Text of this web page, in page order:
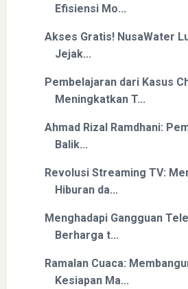
Mengenal Dampak Kenaikan Suku
Menyongsong Masa Depan Buruh
Efisiensi Mo...
Akses Gratis! NusaWater
Jejak...
Pembelajaran dari Kasus
Meningkatkan T...
Ahmad Rizal Ramdhani:
Balik...
Revolusi Streaming TV:
Hiburan da...
Menghadapi Gangguan
Berharga t...
Ramalan Cuaca:
Kesiapan Ma...